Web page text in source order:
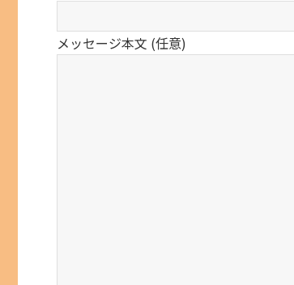
メッセージ本文 (任意)